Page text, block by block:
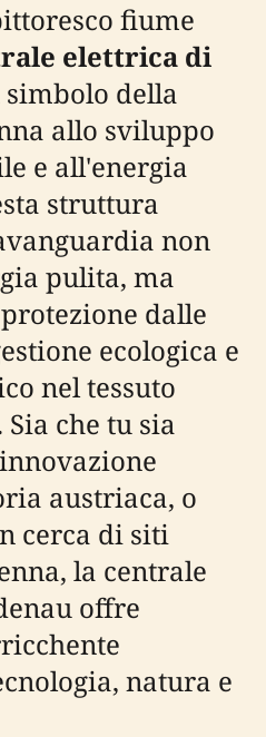
fiume
elettrica di
simbolo della
allo sviluppo
e all'energia
struttura
non
pulita, ma
dalle
ecologica e
nel tessuto
che tu sia
austriaca, o
cerca di siti
la centrale
offre
natura e